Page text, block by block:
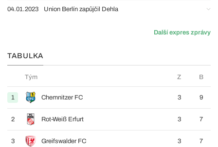
04.01.2023 Union Berlín zapůjčil Dehla
Další expres zprávy
TABULKA
Tým Z B
1 Chemnitzer FC 3 9
2 Rot-Weiß Erfurt 3 7
3 Greifswalder FC 3 7